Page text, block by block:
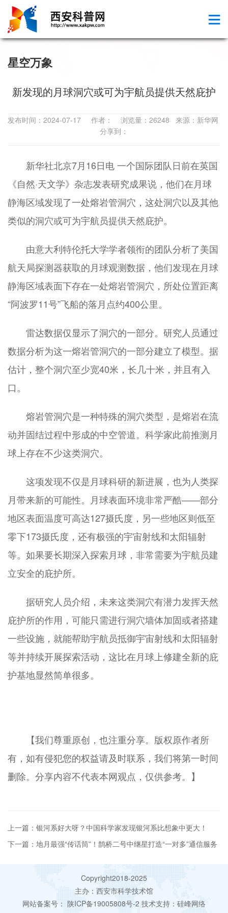
星空万象
新发现的月球洞穴或可为宇航员提供天然庇护
发布时间：2024-07-17 作者： 浏览量：26248 来源：新华网
分享到：
新华社北京7月16日电 一个国际团队日前在英国
《自然·天文学》杂志发表研究成果说，他们在月球
静海区域发现了一处熔岩管洞穴，这处洞穴以及其他
类似的洞穴或可为宇航员提供天然庇护。
由意大利特伦托大学学者领衔的团队分析了美国
航天局探测器获取的月球观测数据，他们发现在月球
静海区域表面下存在一处熔岩管洞穴，所处位置距离
“阿波罗11号”飞船的落月点约400公里。
雷达数据仅显示了洞穴的一部分。研究人员通过
数据分析为这一熔岩管洞穴的一部分建立了模型。据
估计，整个洞穴至少宽40米，长几十米，并且有入
口。
熔岩管洞穴是一种特殊的洞穴类型，是熔岩在流
动并固结过程中形成的中空管道。科学家此前推测月
球上存在不少这类洞穴。
这项发现不仅是月球科研的新进展，也为人类探
月带来新的可能性。月球表面环境非常严酷——部分
地区表面温度可高达127摄氏度，另一些地区则低至
零下173摄氏度，还有极强的宇宙射线和太阳辐射
等。如果要长期深入探索月球，非常需要为宇航员建
立安全的庇护所。
据研究人员介绍，未来这类洞穴有潜力发挥天然
庇护所的作用，可能只需进行洞穴墙体加固或者搭建
一些设施，就能帮助宇航员抵御宇宙射线和太阳辐射
等并持续开展探索活动，这比在月球上修建全新的庇
护基地显然简单很多。
【我们尊重原创，也注重分享。版权原作者所
有，如有侵犯您的权益请及时联系，我们将第一时间
删除。分享内容不代表本网观点，仅供参考。】
上一篇：银河系好大呀？中国科学家发现银河系比想象中更大！
下一篇：地月最强“传话筒”！鹊桥二号中继星打造“一对多”通信服务
Copyright2018-2025
主办：西安市科学技术馆
网站备案号： 陕ICP备19005808号-2技术支持： 硅峰网络